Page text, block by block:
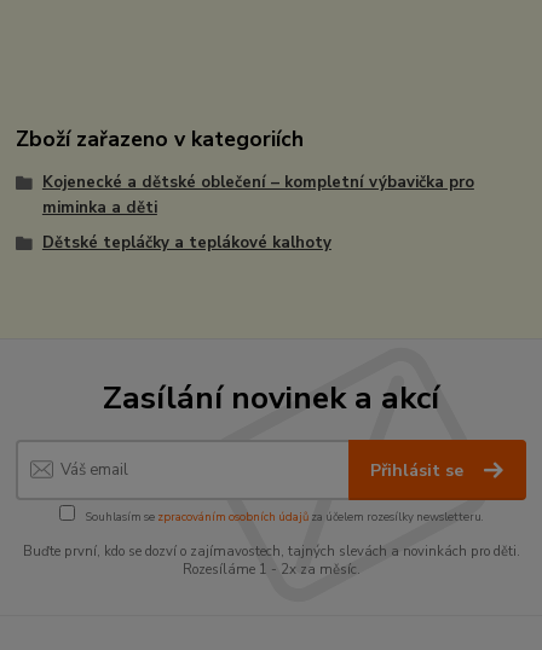
Zboží zařazeno v kategoriích
Kojenecké a dětské oblečení – kompletní výbavička pro
miminka a děti
Dětské tepláčky a teplákové kalhoty
Zasílání novinek a akcí
Přihlásit se
Souhlasím se zpracováním osobních údajůza účelem rozesílky newsletteru.
Buďte první, kdo se dozví o zajímavostech, tajných slevách a novinkách pro děti.
Rozesíláme 1 - 2x za měsíc.